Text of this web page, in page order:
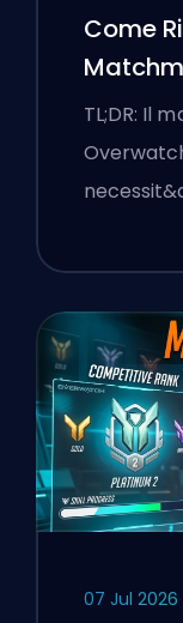
Come
Senso
TL;DR: Il
07 Jul 2026